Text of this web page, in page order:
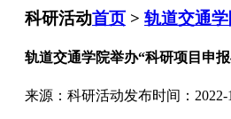
科研活动首页 > 轨道交通
轨道交通学院举办“科研项目申
来源：科研活动发布时间：2022-